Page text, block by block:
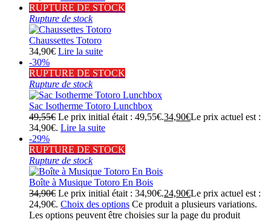
RUPTURE DE STOCK
Rupture de stock
Chaussettes Totoro
34,90€ Lire la suite
-30%
RUPTURE DE STOCK
Rupture de stock
Sac Isotherme Totoro Lunchbox
49,55€ Le prix initial était : 49,55€.34,90€Le prix actuel est :
34,90€. Lire la suite
-29%
RUPTURE DE STOCK
Rupture de stock
Boîte à Musique Totoro En Bois
34,90€ Le prix initial était : 34,90€.24,90€Le prix actuel est :
24,90€. Choix des options Ce produit a plusieurs variations.
Les options peuvent être choisies sur la page du produit